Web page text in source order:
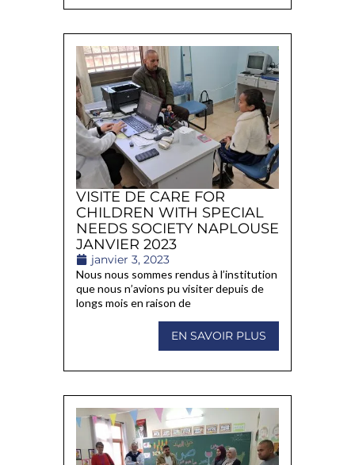
VISITE DE CARE FOR
CHILDREN WITH SPECIAL
NEEDS SOCIETY NAPLOUSE
JANVIER 2023
janvier 3, 2023
Nous nous sommes rendus à l’institution
que nous n’avions pu visiter depuis de
longs mois en raison de
EN SAVOIR PLUS